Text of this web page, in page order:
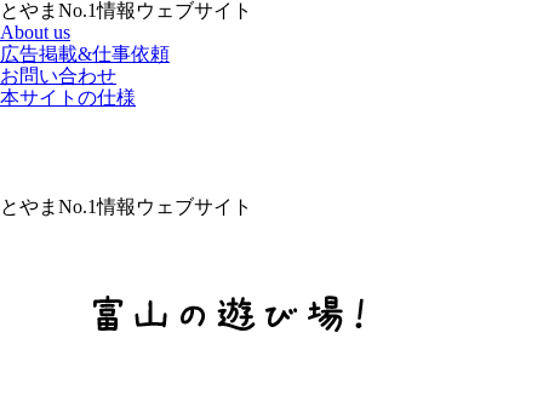
とやまNo.1情報ウェブサイト
About us
広告掲載&仕事依頼
お問い合わせ
本サイトの仕様
とやまNo.1情報ウェブサイト